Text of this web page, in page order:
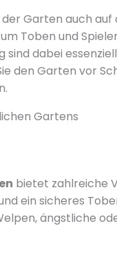
Garten auch auf
Toben und
dabei
den Garten vor
Gartens
bietet zahlreiche
ein sicheres
ängstliche